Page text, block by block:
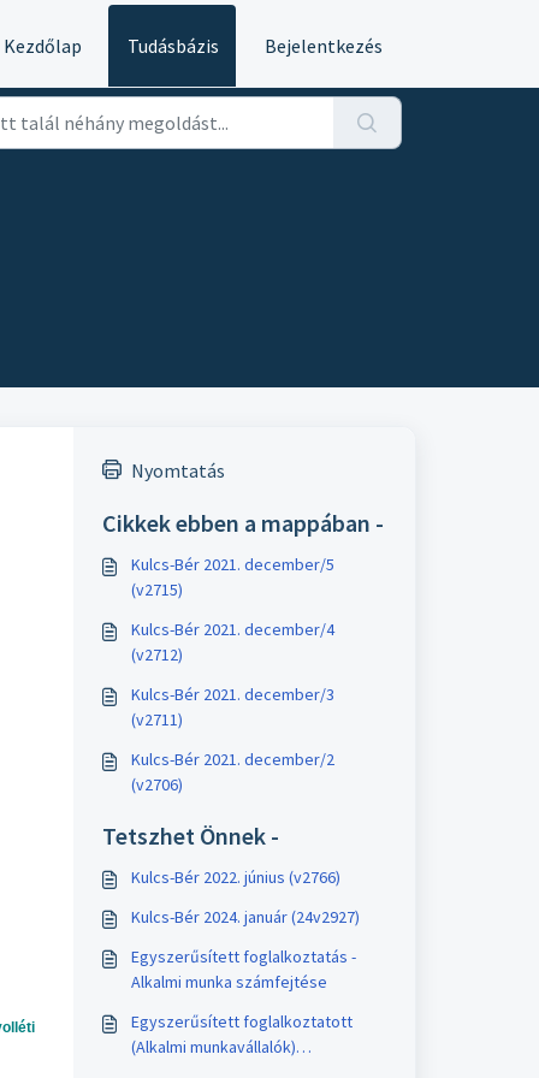
Kezdőlap Tudásbázis Bejelentkezés
Nyomtatás
Cikkek ebben a mappában -
Kulcs-Bér 2021. december/5
(v2715)
Kulcs-Bér 2021. december/4
(v2712)
Kulcs-Bér 2021. december/3
(v2711)
Kulcs-Bér 2021. december/2
(v2706)
Tetszhet Önnek -
Kulcs-Bér 2022. június (v2766)
Kulcs-Bér 2024. január (24v2927)
Egyszerűsített foglalkoztatás -
Alkalmi munka számfejtése
Egyszerűsített foglalkoztatott
(Alkalmi munkavállalók)